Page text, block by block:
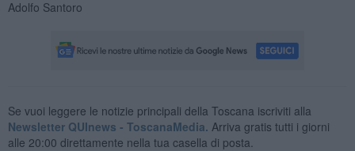
Adolfo Santoro
Se vuoi leggere le notizie principali della Toscana iscriviti alla
Newsletter QUInews - ToscanaMedia. Arriva gratis tutti i giorni
alle 20:00 direttamente nella tua casella di posta.